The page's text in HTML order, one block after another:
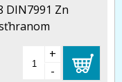
DIN7991 Zn
+
-